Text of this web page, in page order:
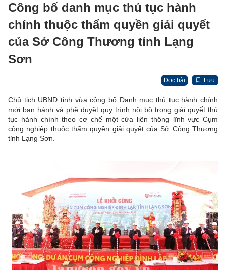
Công bố danh mục thủ tục hành
chính thuộc thẩm quyền giải quyết
của Sở Công Thương tỉnh Lạng
Sơn
Đọc bài Lưu
Chủ tịch UBND tỉnh vừa công bố Danh mục thủ tục hành chính
mới ban hành và phê duyệt quy trình nội bộ trong giải quyết thủ
tục hành chính theo cơ chế một cửa liên thông lĩnh vực Cụm
công nghiệp thuộc thẩm quyền giải quyết của Sở Công Thương
tỉnh Lạng Sơn.